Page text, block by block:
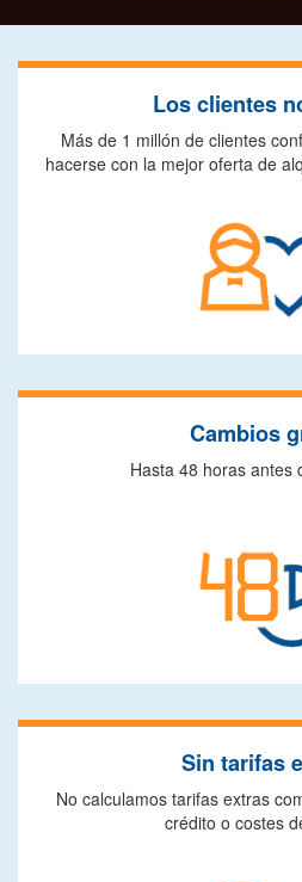
Los clientes
Más de 1 millón de clientes
hacerse con la mejor oferta de
Cambios
Hasta 48 horas antes
Sin tarifas
No calculamos tarifas extras
crédito o costes